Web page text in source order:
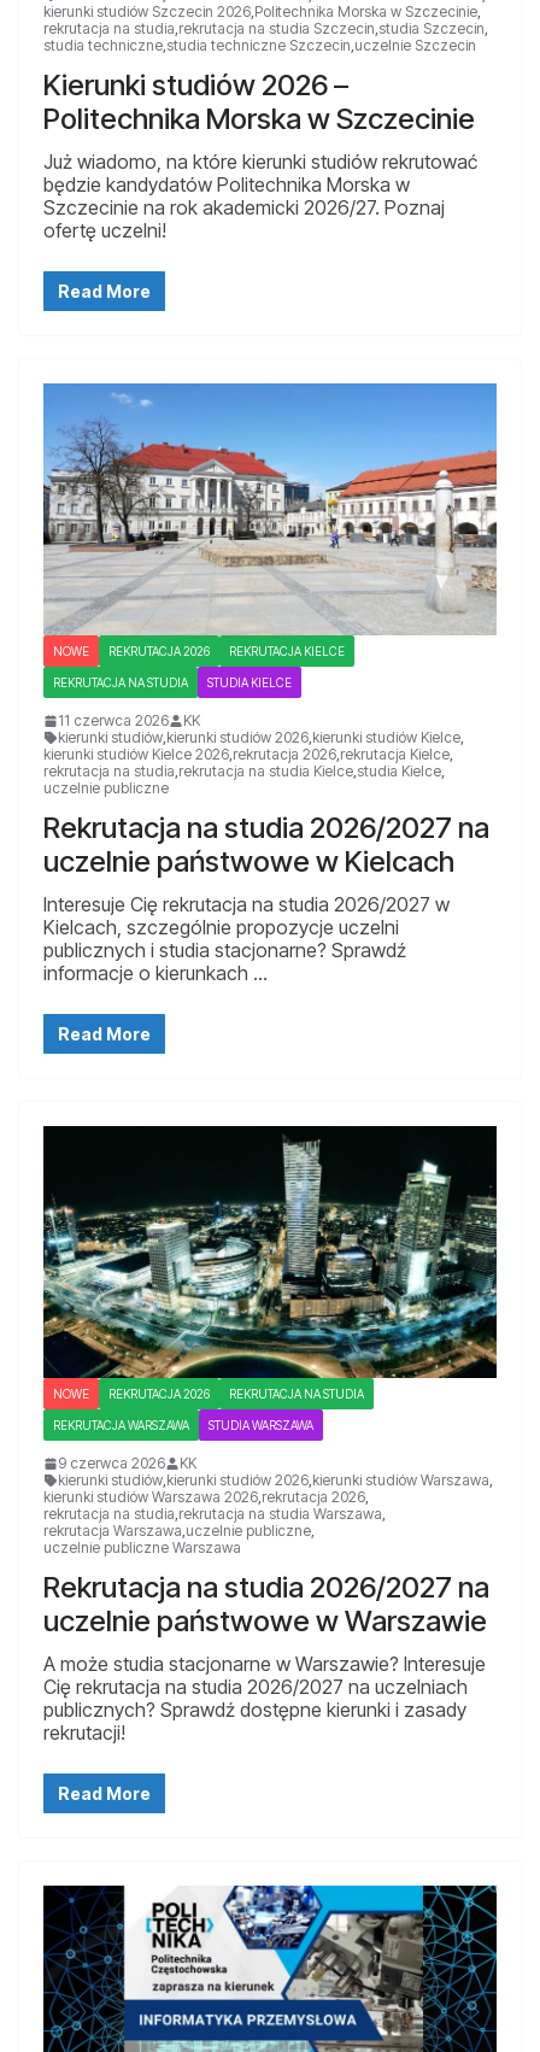
kierunki studiów Szczecin 2026,Politechnika Morska w Szczecinie,
rekrutacja na studia,rekrutacja na studia Szczecin,studia Szczecin,
studia techniczne,studia techniczne Szczecin,uczelnie Szczecin
Kierunki studiów 2026 –
Politechnika Morska w Szczecinie
Już wiadomo, na które kierunki studiów rekrutować
będzie kandydatów Politechnika Morska w
Szczecinie na rok akademicki 2026/27. Poznaj
ofertę uczelni!
Read More
NOWE REKRUTACJA 2026 REKRUTACJA KIELCE
REKRUTACJA NA STUDIA STUDIA KIELCE
11 czerwca 2026
KK
kierunki studiów,kierunki studiów 2026,kierunki studiów Kielce,
kierunki studiów Kielce 2026,rekrutacja 2026,rekrutacja Kielce,
rekrutacja na studia,rekrutacja na studia Kielce,studia Kielce,
uczelnie publiczne
Rekrutacja na studia 2026/2027 na
uczelnie państwowe w Kielcach
Interesuje Cię rekrutacja na studia 2026/2027 w
Kielcach, szczególnie propozycje uczelni
publicznych i studia stacjonarne? Sprawdź
informacje o kierunkach …
Read More
NOWE REKRUTACJA 2026 REKRUTACJA NA STUDIA
REKRUTACJA WARSZAWA STUDIA WARSZAWA
9 czerwca 2026
KK
kierunki studiów,kierunki studiów 2026,kierunki studiów Warszawa,
kierunki studiów Warszawa 2026,rekrutacja 2026,
rekrutacja na studia,rekrutacja na studia Warszawa,
rekrutacja Warszawa,uczelnie publiczne,
uczelnie publiczne Warszawa
Rekrutacja na studia 2026/2027 na
uczelnie państwowe w Warszawie
A może studia stacjonarne w Warszawie? Interesuje
Cię rekrutacja na studia 2026/2027 na uczelniach
publicznych? Sprawdź dostępne kierunki i zasady
rekrutacji!
Read More